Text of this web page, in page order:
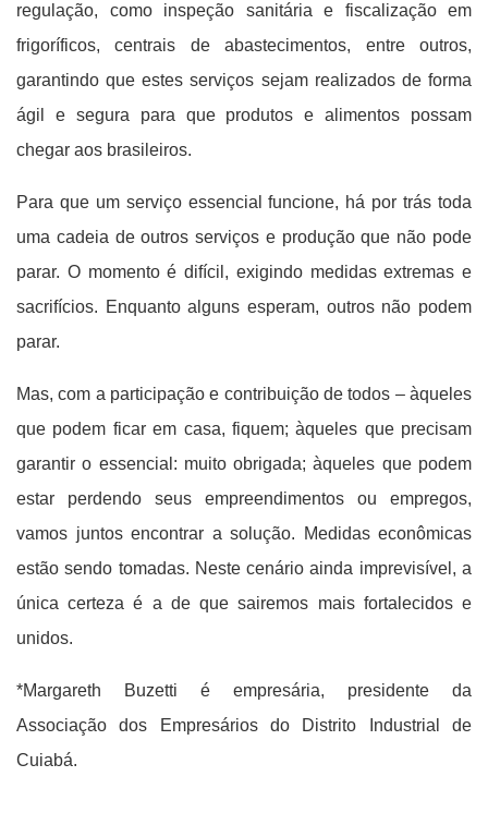
regulação, como inspeção sanitária e fiscalização em
frigoríficos, centrais de abastecimentos, entre outros,
garantindo que estes serviços sejam realizados de forma
ágil e segura para que produtos e alimentos possam
chegar aos brasileiros.
Para que um serviço essencial funcione, há por trás toda
uma cadeia de outros serviços e produção que não pode
parar. O momento é difícil, exigindo medidas extremas e
sacrifícios. Enquanto alguns esperam, outros não podem
parar.
Mas, com a participação e contribuição de todos – àqueles
que podem ficar em casa, fiquem; àqueles que precisam
garantir o essencial: muito obrigada; àqueles que podem
estar perdendo seus empreendimentos ou empregos,
vamos juntos encontrar a solução. Medidas econômicas
estão sendo tomadas. Neste cenário ainda imprevisível, a
única certeza é a de que sairemos mais fortalecidos e
unidos.
*Margareth Buzetti é empresária, presidente da
Associação dos Empresários do Distrito Industrial de
Cuiabá.